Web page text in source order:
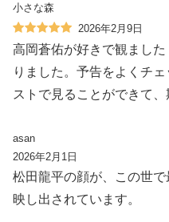
小さな森
2026年2月9日
高岡蒼佑が好きで観まし
りました。予告をよくチ
ストで見ることができて、
asan
2026年2月1日
松田龍平の顔が、この世
映し出されています。